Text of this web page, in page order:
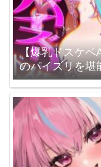
【爆乳ドスケベ
のパイズリを堪
いぱい祭のオナ
音